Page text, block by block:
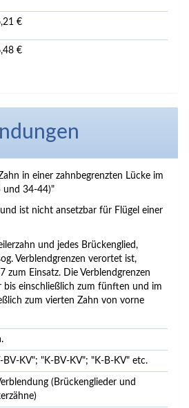
€
€
in einer zahnbegrenzten Lücke im
und 34-44)"
ist nicht ansetzbar für Flügel einer
und jedes Brückenglied,
Verblendgrenzen verortet ist,
zum Einsatz. Die Verblendgrenzen
bis einschließlich zum fünften und im
zum vierten Zahn von vorne
BV-KV"; "K-BV-KV"; "K-B-KV" etc.
(Brückenglieder und